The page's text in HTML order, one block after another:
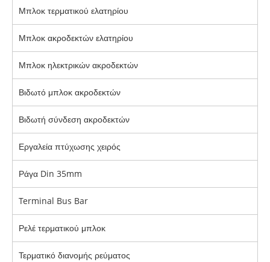
Μπλοκ τερματικού ελατηρίου
Μπλοκ ακροδεκτών ελατηρίου
Μπλοκ ηλεκτρικών ακροδεκτών
Βιδωτό μπλοκ ακροδεκτών
Βιδωτή σύνδεση ακροδεκτών
Εργαλεία πτύχωσης χειρός
Ράγα Din 35mm
Terminal Bus Bar
Ρελέ τερματικού μπλοκ
Τερματικό διανομής ρεύματος